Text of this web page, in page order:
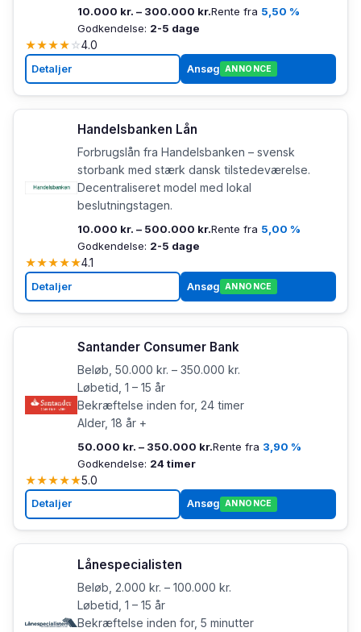
10.000 kr. – 300.000 kr.Rente fra 5,50 %
Godkendelse: 2-5 dage
★★★★☆4.0
Detaljer Ansøg ANNONCE
Handelsbanken Lån
Forbrugslån fra Handelsbanken – svensk
storbank med stærk dansk tilstedeværelse.
Decentraliseret model med lokal
beslutningstagen.
10.000 kr. – 500.000 kr.Rente fra 5,00 %
Godkendelse: 2-5 dage
★★★★★4.1
Detaljer Ansøg ANNONCE
Santander Consumer Bank
Beløb, 50.000 kr. – 350.000 kr.
Løbetid, 1 – 15 år
Bekræftelse inden for, 24 timer
Alder, 18 år +
50.000 kr. – 350.000 kr.Rente fra 3,90 %
Godkendelse: 24 timer
★★★★★5.0
Detaljer Ansøg ANNONCE
Lånespecialisten
Beløb, 2.000 kr. – 100.000 kr.
Løbetid, 1 – 15 år
Bekræftelse inden for, 5 minutter